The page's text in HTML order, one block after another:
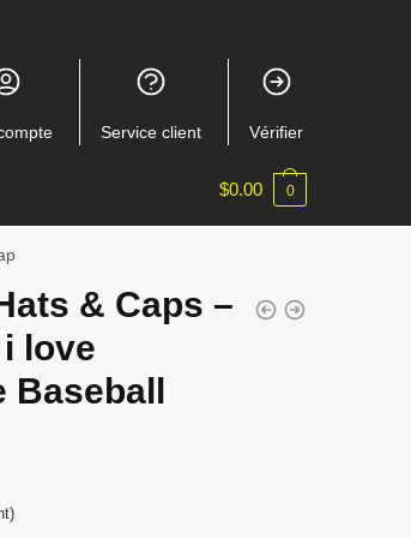
Service client Vérifier
$0.00 0
& Caps –
love
Baseball